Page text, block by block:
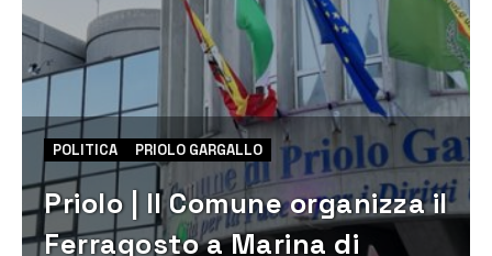
POLITICA PRIOLO GARGALLO
Priolo | Il Comune organizza il
Ferragosto a Marina di